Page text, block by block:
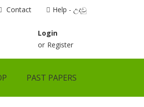
Contact Help - උදවු
Login
or Register
PAST PAPERS